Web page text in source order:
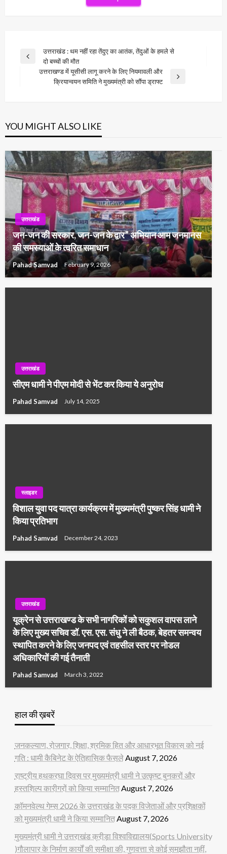
Post
navigation
Previous
उत्तराखंड : थम नहीं रहा तेंदुए का आतंक, तेंदुओं के हमले से
दो बच्चों की मौत
उत्तराखण्ड में यूसीसी लागू करने के लिए नियमावली और
क्रियान्वयन समिति ने मुख्यमंत्री को सौंपा ड्राफ्ट
YOU MIGHT ALSO LIKE
उत्तराखंड
जन-जन की सरकार, जन-जन के द्वार” अभियान आम जनमानस
की समस्याओं के त्वरित समाधान
Pahad Samvad February 9, 2026
उत्तराखंड
सीएम धामी ने पीएम मोदी से भेंट कर किया ये अनुरोध
Pahad Samvad July 14, 2025
स्लाइडर
विशाल युवा पद यात्रा कार्यक्रम में मुख्यमंत्री पुष्कर सिंह धामी ने
किया प्रतिभाग
Pahad Samvad December 24, 2023
उत्तराखंड
यूक्रेन से उत्तराखण्ड के सभी नागरिकों को सकुशल वापस लाने
के लिए मुख्य सचिव डॉ. एस. एस. संधु ने ली बैठक, बेहतर समन्वय
स्थापित करने के लिए जनपद एवं तहसील स्तर पर नोडल
अधिकारियों की गई तैनाती
Pahad Samvad March 3, 2022
हाल की ख़बरें
जनकल्याण, रोजगार, शिक्षा, श्रमिक हित और आधारभूत विकास को नई
गति : धामी कैबिनेट के ऐतिहासिक फैसलेAugust 7, 2026
राष्ट्रीय हथकरघा दिवस पर मुख्यमंत्री धामी ने उत्कृष्ट बुनकरों और
हस्तशिल्प कारीगरों को किया सम्मानितAugust 7, 2026
कॉमनवेल्थ गेम्स 2026 के उत्तराखंड के पदक विजेताओं और प्रशिक्षकों
को मुख्यमंत्री धामी ने किया सम्मानितAugust 7, 2026
मुख्यमंत्री धामी ने उत्तराखंड क्रीड़ा विश्वविद्यालय(Sports University
)गौलापार के निर्माण कार्यों की समीक्षा की, गुणवत्ता से कोई समझौता नहीं,